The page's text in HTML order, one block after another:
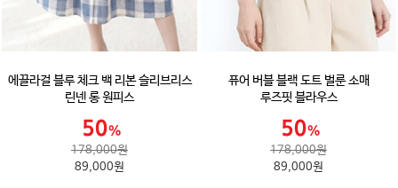
에끌라걸 블루 체크 백 리본 슬리브리스
린넨 롱 원피스
178,000원
89,000원
퓨어 버블 블랙 도트 벌룬 소매
루즈핏 블라우스
178,000원
89,000원